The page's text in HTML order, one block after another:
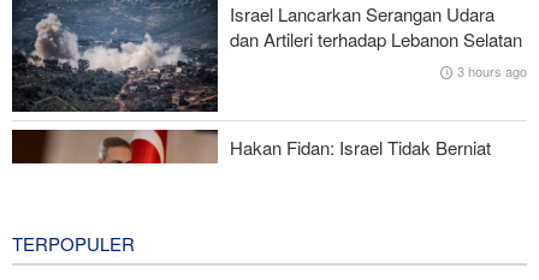
Mengapa Koalisi Pendukung Trump Berada di Ambang
Keruntuhan?
Gharibabadi: Kesepahaman Iran–Oman Bukan Berarti
Pembukaan Penuh Selat Hormuz
Israel Lancarkan Serangan Udara
dan Artileri terhadap Lebanon Selatan
3 hours ago
Hakan Fidan: Israel Tidak Berniat
TERPOPULER